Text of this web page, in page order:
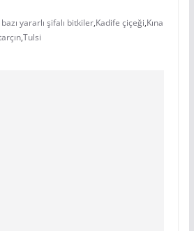
yararlı şifalı bitkiler,Kadife çiçeği,Kına
,Tulsi